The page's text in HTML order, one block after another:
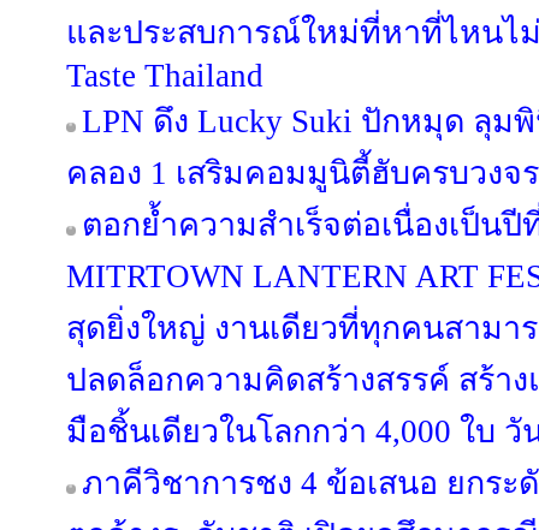
และประสบการณ์ใหม่ที่หาที่ไหนไม่
Taste Thailand
LPN ดึง Lucky Suki ปักหมุด ลุม
คลอง 1 เสริมคอมมูนิตี้ฮับครบวงจร
ตอกย้ำความสำเร็จต่อเนื่องเป็นปี
MITRTOWN LANTERN ART
สุดยิ่งใหญ่ งานเดียวที่ทุกคนสามา
ปลดล็อกความคิดสร้างสรรค์ สร้า
มือชิ้นเดียวในโลกกว่า 4,000 ใบ
ภาคีวิชาการชง 4 ข้อเสนอ ยกระ